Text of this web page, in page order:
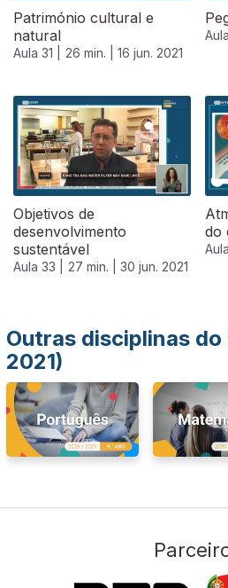
Património cultural e
natural
Aula 31 | 26 min. | 16 jun. 2021
Objetivos de
desenvolvimento
sustentável
Aula 33 | 27 min. | 30 jun. 2021
do
556061
Outras disciplinas
2021)